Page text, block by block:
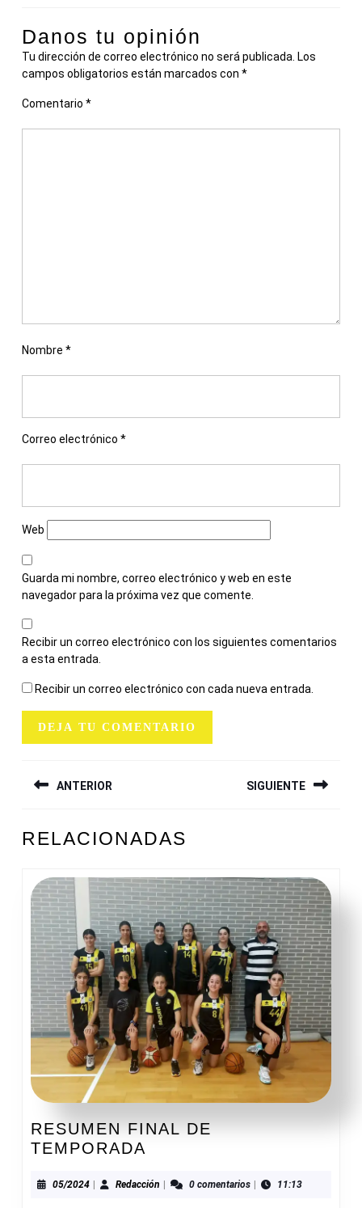
Danos tu opinión
Tu dirección de correo electrónico no será publicada. Los
campos obligatorios están marcados con *
Comentario *
Nombre *
Correo electrónico *
Web
Guarda mi nombre, correo electrónico y web en este
navegador para la próxima vez que comente.
Recibir un correo electrónico con los siguientes comentarios
a esta entrada.
Recibir un correo electrónico con cada nueva entrada.
DE
ANTERIOR
anterior:
SIGUIENTE
entrada:
RELACIONADAS
RESUMEN FINAL DE
TEMPORADA
DE
05/202405/2024Redacción Redacción0 comentarios 11:13